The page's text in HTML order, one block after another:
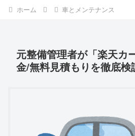
ホーム 車とメンテナンス
元整備管理者が「楽天カ
金/無料見積もりを徹底検